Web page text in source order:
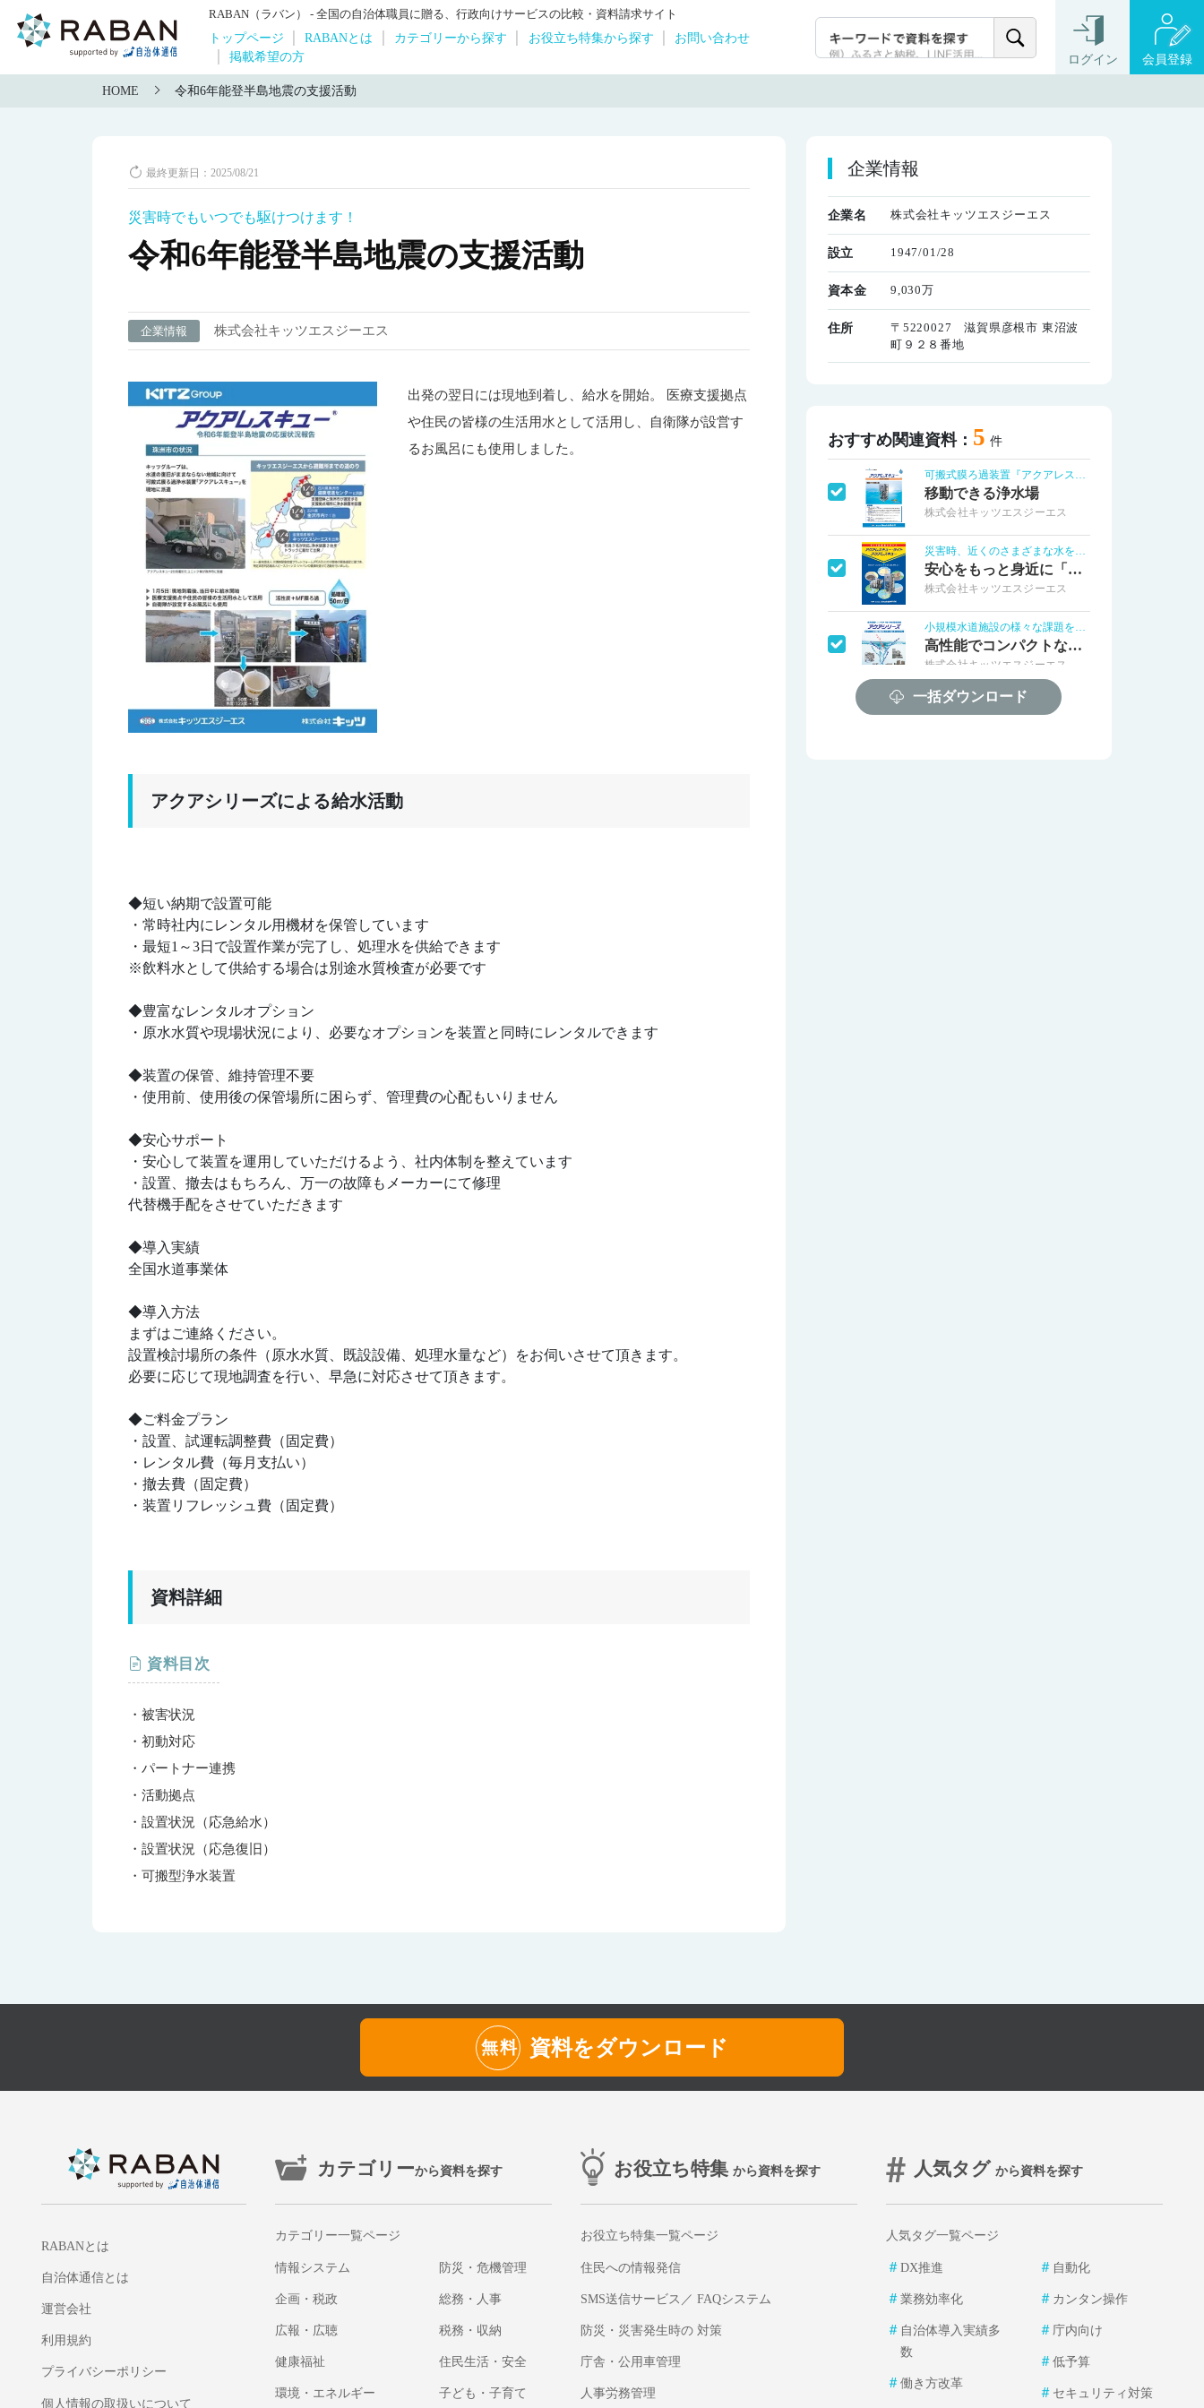
RABAN（ラバン） - 全国の自治体職員に贈る、行政向けサービスの比較・資料請求サイト
トップページ RABANとは カテゴリーから探す お役立ち特集から探す
お問い合わせ
掲載希望の方
ログイン 会員登録
HOME 令和6年能登半島地震の支援活動
最終更新日：2025/08/21
災害時でもいつでも駆けつけます！
令和6年能登半島地震の支援活動
企業情報 株式会社キッツエスジーエス
出発の翌日には現地到着し、給水を開始。 医療支援拠点
や住民の皆様の生活用水として活用し、自衛隊が設営す
るお風呂にも使用しました。
アクアシリーズによる給水活動
◆短い納期で設置可能
・常時社内にレンタル用機材を保管しています
・最短1～3日で設置作業が完了し、処理水を供給できます
※飲料水として供給する場合は別途水質検査が必要です
◆豊富なレンタルオプション
・原水水質や現場状況により、必要なオプションを装置と同時にレンタルできます
◆装置の保管、維持管理不要
・使用前、使用後の保管場所に困らず、管理費の心配もいりません
◆安心サポート
・安心して装置を運用していただけるよう、社内体制を整えています
・設置、撤去はもちろん、万一の故障もメーカーにて修理
代替機手配をさせていただきます
◆導入実績
全国水道事業体
◆導入方法
まずはご連絡ください。
設置検討場所の条件（原水水質、既設設備、処理水量など）をお伺いさせて頂きます。
必要に応じて現地調査を行い、早急に対応させて頂きます。
◆ご料金プラン
・設置、試運転調整費（固定費）
・レンタル費（毎月支払い）
・撤去費（固定費）
・装置リフレッシュ費（固定費）
資料詳細
資料目次
・被害状況
・初動対応
・パートナー連携
・活動拠点
・設置状況（応急給水）
・設置状況（応急復旧）
・可搬型浄水装置
企業情報
企業名 株式会社キッツエスジーエス
設立 1947/01/28
資本金 9,030万
住所
〒5220027 滋賀県彦根市 東沼波
町９２８番地
おすすめ関連資料： 5 件
可搬式膜ろ過装置『アクアレスキュー』
移動できる浄水場
株式会社キッツエスジーエス
災害時、近くのさまざまな水を安全な水に！
安心をもっと身近に「災害用浄水装置」
株式会社キッツエスジーエス
小規模水道施設の様々な課題を解決します！
高性能でコンパクトな浄水処理装置
株式会社キッツエスジーエス
一括ダウンロード
無料 資料をダウンロード
RABANとは
自治体通信とは
運営会社
利用規約
プライバシーポリシー
個人情報の取扱いについて
カテゴリーから資料を探す
カテゴリー一覧ページ
情報システム
企画・税政
広報・広聴
健康福祉
環境・エネルギー
防災・危機管理
総務・人事
税務・収納
住民生活・安全
子ども・子育て
お役立ち特集 から資料を探す
お役立ち特集一覧ページ
住民への情報発信
SMS送信サービス／ FAQシステム
防災・災害発生時の 対策
庁舎・公用車管理
人事労務管理
人気タグ から資料を探す
人気タグ一覧ページ
＃ DX推進
＃ 業務効率化
＃ 自治体導入実績多
数
＃ 働き方改革
＃ 自動化
＃ カンタン操作
＃ 庁内向け
＃低予算
＃ セキュリティ対策